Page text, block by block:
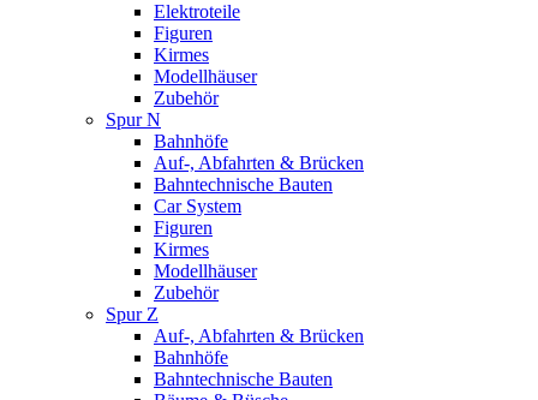
Elektroteile
Figuren
Kirmes
Modellhäuser
Zubehör
Spur N
Bahnhöfe
Auf-, Abfahrten & Brücken
Bahntechnische Bauten
Car System
Figuren
Kirmes
Modellhäuser
Zubehör
Spur Z
Auf-, Abfahrten & Brücken
Bahnhöfe
Bahntechnische Bauten